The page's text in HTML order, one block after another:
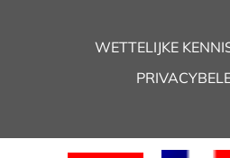
WETTELIJKE